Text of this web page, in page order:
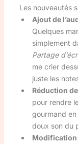
Les nouveautés
Ajout de
Quelques
simplement
Partage
me crier
juste les
Réduction
pour rendre
gourmand
doux son du
Modification